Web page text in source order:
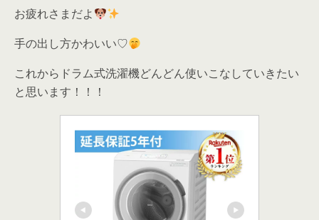
お疲れさまだよ
手の出し方かわいい♡
これからドラム式洗濯機どんどん使いこなしていきたい
と思います！！！